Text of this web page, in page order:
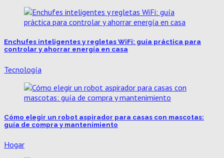
Enchufes inteligentes y regletas WiFi: guía práctica para
controlar y ahorrar energía en casa
Tecnología
Cómo elegir un robot aspirador para casas con mascotas:
guía de compra y mantenimiento
Hogar